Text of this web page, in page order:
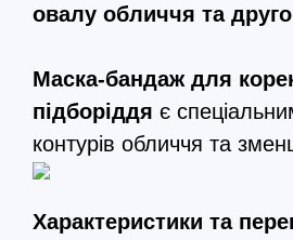
овалу обличчя та
Маска-бандаж для
підборіддя є
контурів обличчя та
Характеристики та